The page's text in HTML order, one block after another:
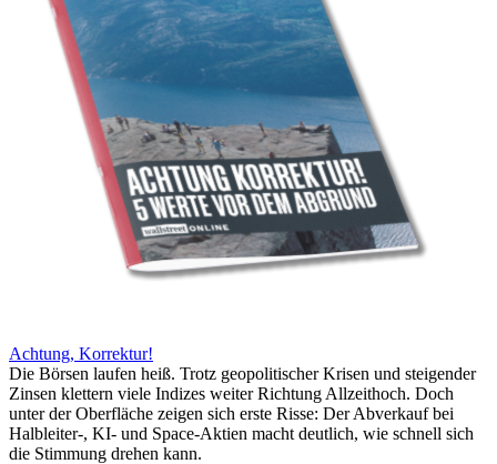
Achtung, Korrektur!
Die Börsen laufen heiß. Trotz geopolitischer Krisen und steigender
Zinsen klettern viele Indizes weiter Richtung Allzeithoch. Doch
unter der Oberfläche zeigen sich erste Risse: Der Abverkauf bei
Halbleiter-, KI- und Space-Aktien macht deutlich, wie schnell sich
die Stimmung drehen kann.